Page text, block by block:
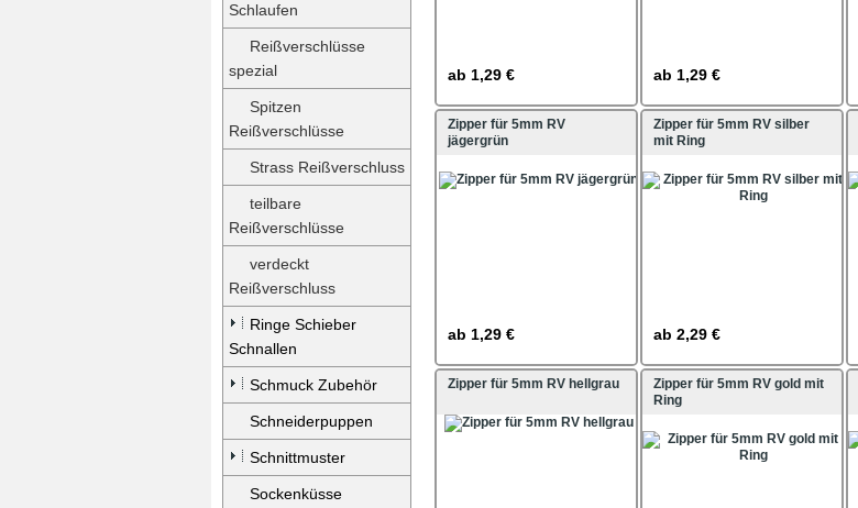
Schlaufen
Reißverschlüsse
spezial
Spitzen
Reißverschlüsse
Strass Reißverschluss
teilbare
Reißverschlüsse
verdeckt
Reißverschluss
Ringe Schieber
Schnallen
Schmuck Zubehör
Schneiderpuppen
Schnittmuster
Sockenküsse
ab 1,29 € ab 1,29 €
Zipper für 5mm RV
jägergrün
ab 1,29 €
Zipper für 5mm RV silber
mit Ring
ab 2,29 €
Zipper für 5mm RV hellgrau
Zipper für 5mm RV gold mit
Ring